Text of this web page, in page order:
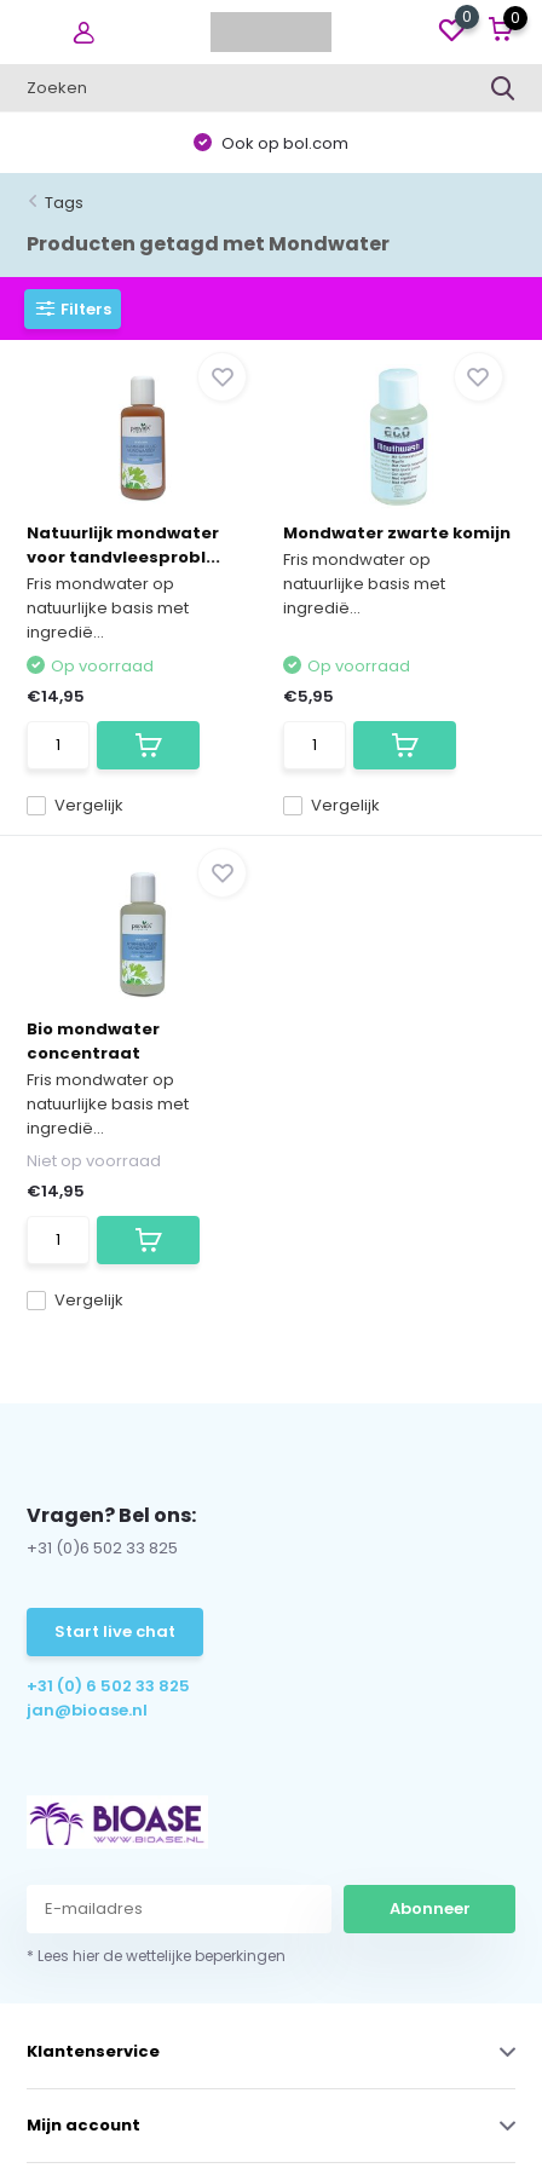
0 0
Ook op bol.com
Tags
Producten getagd met Mondwater
Filters
Natuurlijk mondwater
voor tandvleesprobl...
Fris mondwater op
natuurlijke basis met
ingredië...
Vergelijk
Op voorraad
€14,95
Mondwater zwarte komijn
Fris mondwater op
natuurlijke basis met
ingredië...
Vergelijk
Op voorraad
€5,95
Bio mondwater
concentraat
Fris mondwater op
natuurlijke basis met
ingredië...
Vergelijk
Niet op voorraad
€14,95
Vragen? Bel ons:
+31 (0)6 502 33 825
Start live chat
+31 (0) 6 502 33 825
jan@bioase.nl
Abonneer
* Lees hier de wettelijke beperkingen
Klantenservice
Mijn account